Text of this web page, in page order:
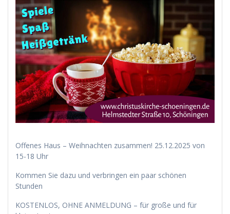
Offenes Haus – Weihnachten zusammen! 25.12.2025 von
15-18 Uhr
Kommen Sie dazu und verbringen ein paar schönen
Stunden
KOSTENLOS, OHNE ANMELDUNG – für große und für